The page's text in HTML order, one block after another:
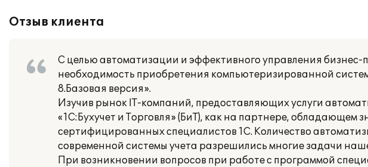
Отзыв клиента
С целью автоматизации и эффективного управления
необходимость приобретения компьютеризированной
8.Базовая версия».
Изучив рынок IT-компаний, предоставляющих услуги
«1С:Бухучет и Торговля» (БиТ), как на партнере,
сертифицированных специалистов 1С. Количество
современной системы учета разрешились многие задачи
При возникновении вопросов при работе с программой